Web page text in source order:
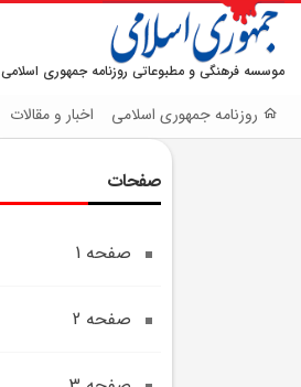
موسسه فرهنگی و مطبوعاتی روزنامه جمهوری اسلامی
روزنامه جمهوری اسلامی اخبار و مقالات
صفحات
صفحه 1
صفحه 2